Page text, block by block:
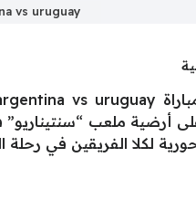
vs uruguay
وهي التي ستُقام على أرضية
لكلا الفريقين في رحلة